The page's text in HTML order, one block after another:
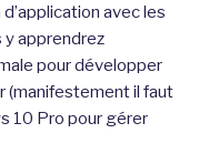
avec les
y apprendrez
pour développer
(manifestement il faut
10 Pro pour gérer